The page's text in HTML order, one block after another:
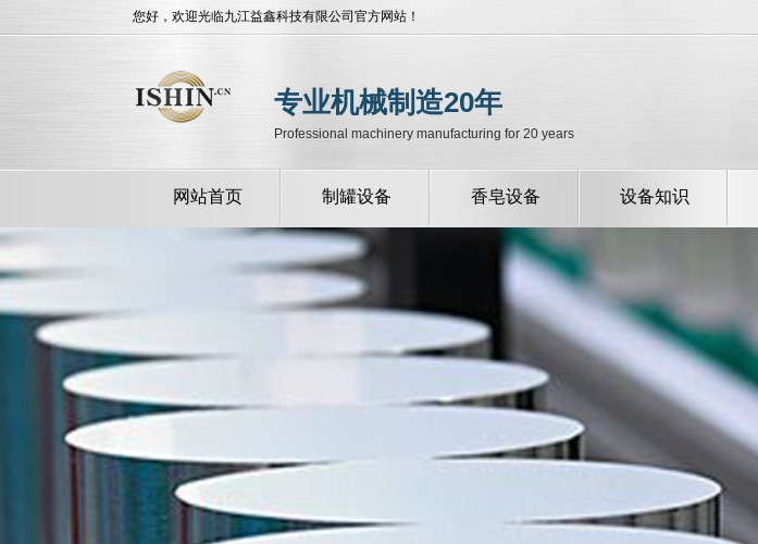
您好，欢迎光临九江益鑫科技有限公司官方网站！
专业机械制造20年
Professional machinery manufacturing for 20 years
网站首页 制罐设备
半自动全自动制罐
设备
半自动半自动制罐
香皂设备 设备知识
行业新闻
技术中心